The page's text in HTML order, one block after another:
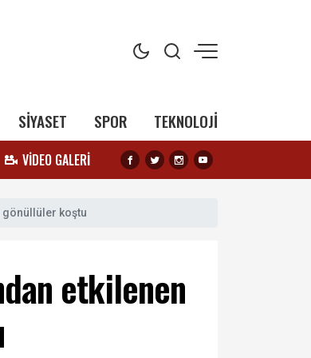
SİYASET SPOR TEKNOLOJİ
VİDEO GALERİ
gönüllüler koştu
etkilenen